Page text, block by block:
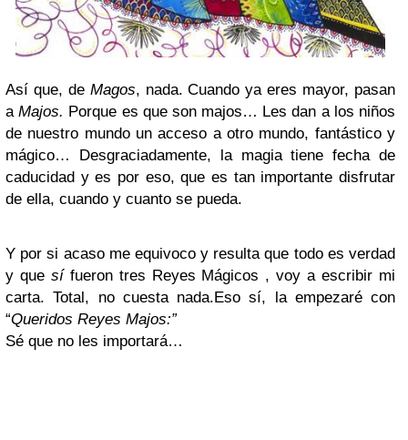
Así que, de Magos, nada. Cuando ya eres mayor, pasan
aMajos. Porque es que son majos… Les dan a los niños
de nuestro mundo un acceso a otro mundo, fantástico y
mágico… Desgraciadamente, la magia tiene fecha de
caducidad y es por eso, que es tan importante disfrutar
de ella, cuando y cuanto se pueda.
Y por si acaso me equivoco y resulta que todo es verdad
y que sífueron tres Reyes Mágicos , voy a escribir mi
carta. Total, no cuesta nada.Eso sí, la empezaré con
“Queridos Reyes Majos:”
Sé que no les importará…